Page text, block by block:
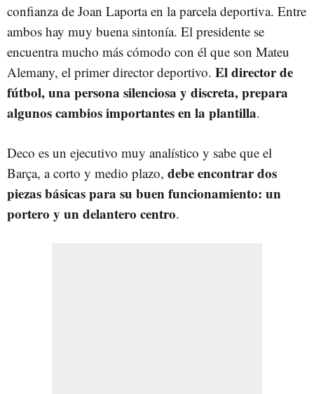
confianza de Joan Laporta en la parcela deportiva. Entre
ambos hay muy buena sintonía. El presidente se
encuentra mucho más cómodo con él que son Mateu
Alemany, el primer director deportivo. El director de
fútbol, una persona silenciosa y discreta, prepara
algunos cambios importantes en la plantilla.
Deco es un ejecutivo muy analístico y sabe que el
Barça, a corto y medio plazo, debe encontrar dos
piezas básicas para su buen funcionamiento: un
portero y un delantero centro.